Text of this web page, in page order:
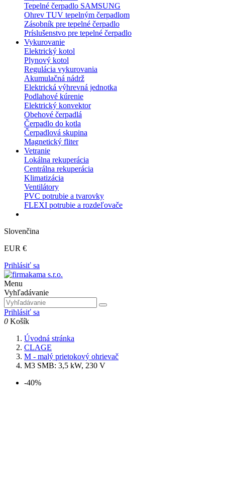
Tepelné čerpadlo SAMSUNG
Ohrev TUV tepelným čerpadlom
Zásobník pre tepelné čerpadlo
Príslušenstvo pre tepelné čerpadlo
Vykurovanie
Elektrický kotol
Plynový kotol
Regulácia vykurovania
Akumulačná nádrž
Elektrická výhrevná jednotka
Podlahové kúrenie
Elektrický konvektor
Obehové čerpadlá
Čerpadlo do kotla
Čerpadlová skupina
Magnetický fliter
Vetranie
Lokálna rekuperácia
Centrálna rekuperácia
Klimatizácia
Ventilátory
PVC potrubie a tvarovky
FLEXI potrubie a rozdeľovače
Slovenčina
EUR €
Prihlásiť sa
Menu
Vyhľadávanie
Prihlásiť sa
0 Košík
Úvodná stránka
CLAGE
M - malý prietokový ohrievač
M3 SMB: 3,5 kW, 230 V
-40%